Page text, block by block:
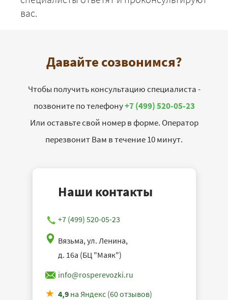
вас.
Давайте созвонимся?
Чтобы получить консультацию специалиста -
позвоните по телефону+7 (499) 520-05-23
Или оставьте свой номер в форме. Оператор
перезвонит Вам в течение 10 минут.
Наши контакты
+7 (499) 520-05-23
Вязьма, ул. Ленина,
д. 16а (БЦ "Маяк")
info@rosperevozki.ru
4,9на Яндекс (60 отзывов)